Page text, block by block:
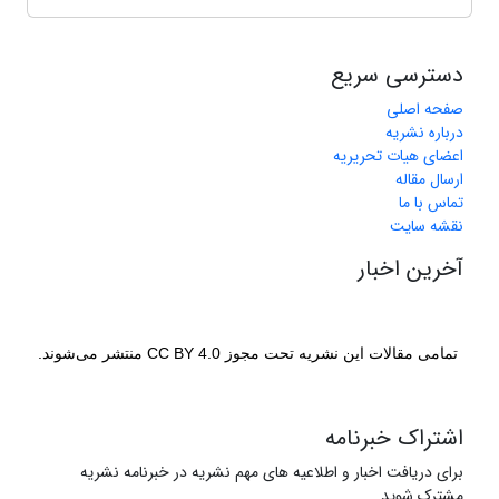
دسترسی سریع
صفحه اصلی
درباره نشریه
اعضای هیات تحریریه
ارسال مقاله
تماس با ما
نقشه سایت
آخرین اخبار
تمامی مقالات این نشریه تحت مجوز CC BY 4.0 منتشر می‌شوند.
اشتراک خبرنامه
برای دریافت اخبار و اطلاعیه های مهم نشریه در خبرنامه نشریه